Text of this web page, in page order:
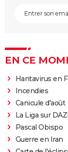
EN CE
Hantavirus en
Incendies
Canicule d'août
La Liga sur
Pascal Obispo
Guerre en Iran